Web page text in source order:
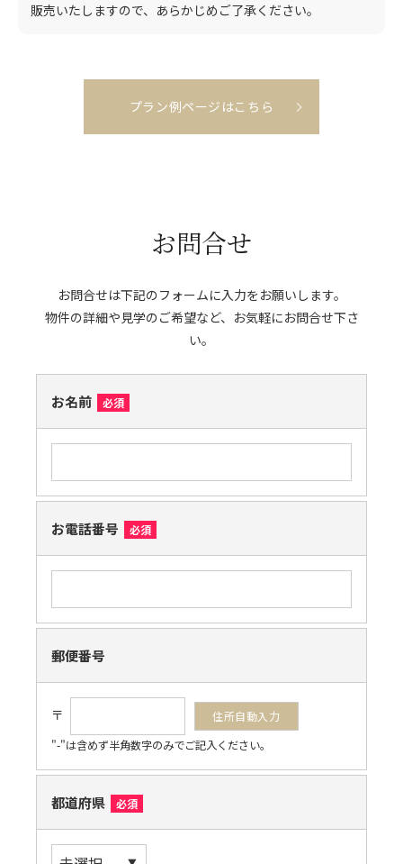
販売いたしますので、あらかじめご了承ください。
プラン例ページはこちら
お問合せ
お問合せは下記のフォームに入力をお願いします。
物件の詳細や見学のご希望など、お気軽にお問合せ下さ
い。
お名前 必須
お電話番号 必須
郵便番号
〒
"-"は含めず半角数字のみでご記入ください。
都道府県 必須